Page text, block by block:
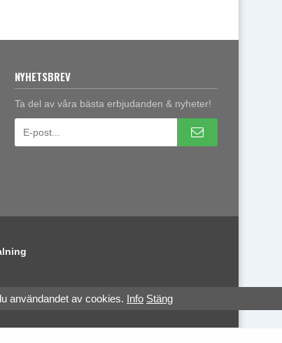
NYHETSBREV
Ta del av våra bästa erbjudanden & nyheter!
användandet av cookies. Info Stäng